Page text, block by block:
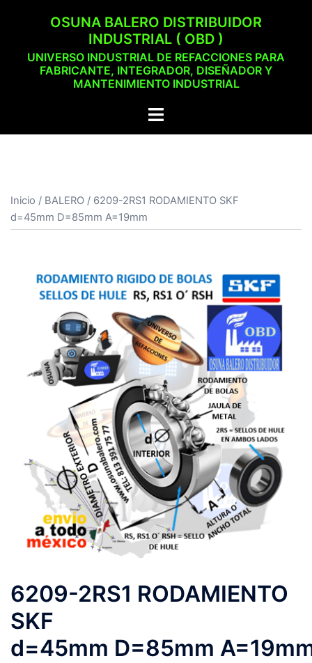
OSUNA BALERO DISTRIBUIDOR
INDUSTRIAL ( OBD )
UNIVERSO INDUSTRIAL DE REFACCIONES PARA
FABRICANTE, INTEGRADOR, DISEÑADOR Y
MANTENIMIENTO INDUSTRIAL
Alternar
Inicio / BALERO / 6209-2RS1 RODAMIENTO SKF
d=45mm D=85mm A=19mm
6209-2RS1 RODAMIENTO
SKF
d=45mm D=85mm